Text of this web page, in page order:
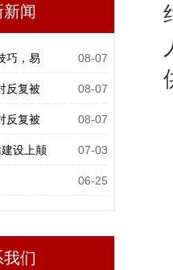
闻
巧，易 08-07
反复被 08-07
反复被 08-07
设上颠 07-03
06-25
们